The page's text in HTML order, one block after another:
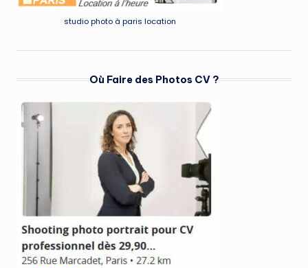
studio photo à paris location
Où Faire des Photos CV ?